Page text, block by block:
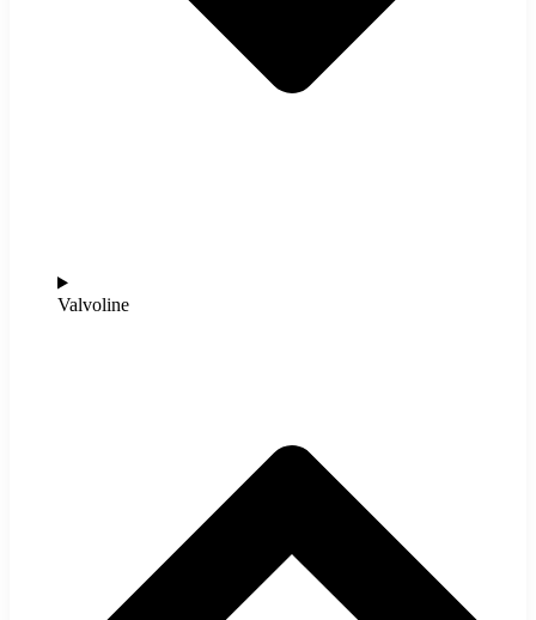
Valvoline